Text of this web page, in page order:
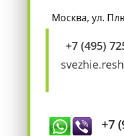
Москва, ул.
+7 (495)
+7